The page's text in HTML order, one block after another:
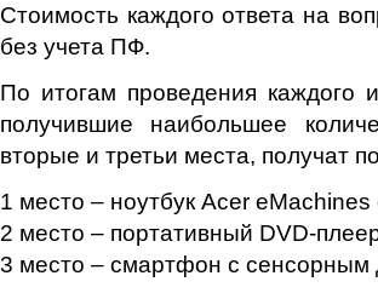
Стоимость каждого ответа на
без учета ПФ.
По итогам проведения каждого
получившие наибольшее
вторые и третьи места, получат
1 место – ноутбук Acer
2 место – портативный DVD-
3 место – смартфон с сенсорным